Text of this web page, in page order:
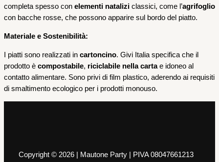
completa spesso con elementi natalizi classici, come l’agrifoglio
con bacche rosse, che possono apparire sul bordo del piatto.
Materiale e Sostenibilità:
I piatti sono realizzati in cartoncino. Givi Italia specifica che il
prodotto è compostabile, riciclabile nella cartae idoneo al
contatto alimentare. Sono privi di film plastico, aderendo ai requisiti
di smaltimento ecologico per i prodotti monouso.
Copyright © 2026 | Mautone Party | PIVA 08047661213